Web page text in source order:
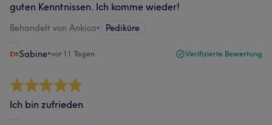
guten Kenntnissen. Ich komme wieder!
Behandelt von Ankica• Pediküre
Sabine•vor 11 Tagen Verifizierte Bewertung
Ich bin zufrieden